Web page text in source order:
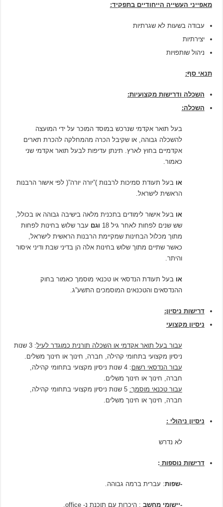
מאפייני העשייה הייחודיים בתפקיד:
עבודה בשעות לא שגרתיות
יצירתיות
ניהול שותפויות
תנאי סף:
השכלה ודרישות מקצועיות:
השכלה:
בעל תואר אקדמי שנרכש במוסד המוכר על ידי המועצה
להשכלה גבוהה, או שקיבל הכרה מהמחלקה להכרת תארים
אקדמיים בחוץ לארץ. תינתן עדיפות לבעל תואר אקדמי שני
כאמור.
או בעל תעודת סמיכות לרבנות )”יורה יורה”( לפי אישור הרבנות
הראשית לישראל.
או בעל אישור לימודים בתכנית מלאה בישיבה גבוהה או בכולל,
שש שנים לפחות לאחר גיל 18
וגם עבר שלוש בחינות לפחות
מתוך מכלול הבחינות שמקיימת הרבנות הראשית לישראל,
כאשר שתיים מתוך שלוש בחינות אלה הן בדיני שבת ודיני איסור
והיתר.
או בעל תעודת הנדסאי או טכנאי מוסמך כאמור בחוק
ההנדסאים והטכנאים המוסמכים התשע”ג.
דרישות ניסיון:
ניסיון מקצועי
עבור בעל תואר אקדמי או השכלה תורנית כמוגדר לעיל
: 3 שנות
ניסיון מקצועי בתחומי קהילה, חברה, חינוך או חינוך משלים.
עבור הנדסאי רשום
: 4 שנות ניסיון מקצועי בתחומי קהילה,
חברה, חינוך או חינוך משלים.
עבור טכנאי מוסמך:
5 שנות ניסיון מקצועי בתחומי קהילה,
חברה, חינוך או חינוך משלים.
ניסיון ניהולי :
לא נדרש
דרישות נוספות :
-שפות: עברית ברמה גבוהה.
-יישומי מחשב : היכרות עם תוכנת נ- office.